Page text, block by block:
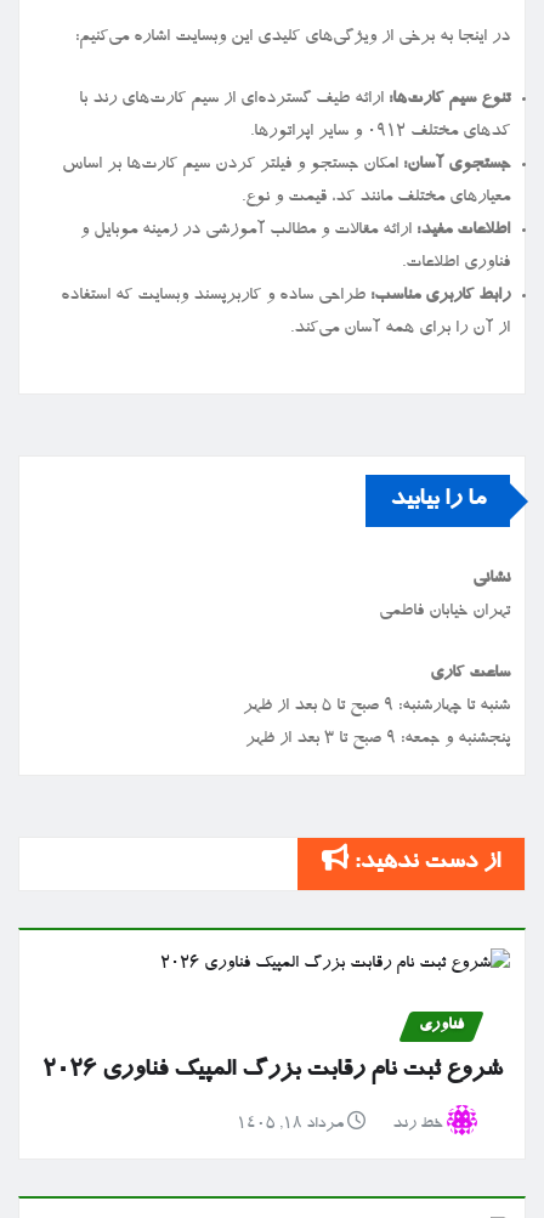
در اینجا به برخی از ویژگی‌های کلیدی این وبسایت اشاره می‌کنیم:
تنوع سیم کارت‌ها: ارائه طیف گسترده‌ای از سیم کارت‌های رند با
کدهای مختلف ۰۹۱۲ و سایر اپراتورها.
جستجوی آسان: امکان جستجو و فیلتر کردن سیم کارت‌ها بر اساس
معیارهای مختلف مانند کد، قیمت و نوع.
اطلاعات مفید: ارائه مقالات و مطالب آموزشی در زمینه موبایل و
فناوری اطلاعات.
رابط کاربری مناسب: طراحی ساده و کاربرپسند وبسایت که استفاده
از آن را برای همه آسان می‌کند.
ما را بیابید
نشانی
تهران خیابان فاطمی
ساعت کاری
شنبه تا چهارشنبه: ۹ صبح تا ۵ بعد از ظهر
پنجشنبه و جمعه: ۹ صبح تا ۳ بعد از ظهر
از دست ندهید:
فناوری
شروع ثبت نام رقابت بزرگ المپیک فناوری ۲۰۲۶
خط رند مرداد ۱۸, ۱۴۰۵